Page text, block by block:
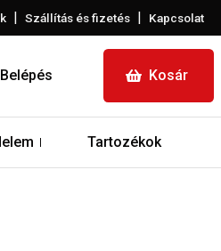
| Szállítás és fizetés | Kapcsolat
Belépés Kosár
Tartozékok